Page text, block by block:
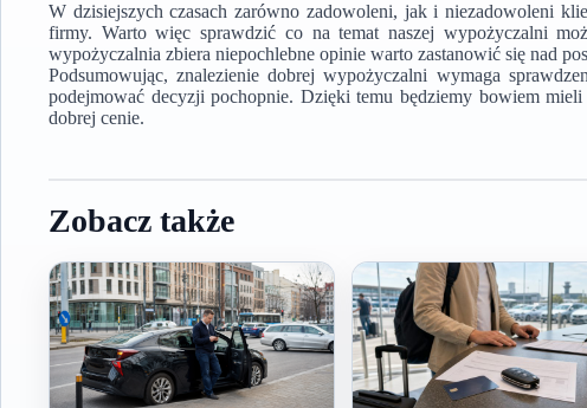
W dzisiejszych czasach zarówno zadowoleni, jak i niezadowoleni
firmy. Warto więc sprawdzić co na temat naszej wypożyczalni
wypożyczalnia zbiera niepochlebne opinie warto zastanowić się nad
Podsumowując, znalezienie dobrej wypożyczalni wymaga
podejmować decyzji pochopnie. Dzięki temu będziemy bowiem
dobrej cenie.
Zobacz także